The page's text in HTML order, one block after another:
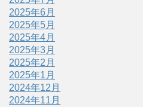
2025年6月
2025年5月
2025年4月
2025年3月
2025年2月
2025年1月
2024年12月
2024年11月